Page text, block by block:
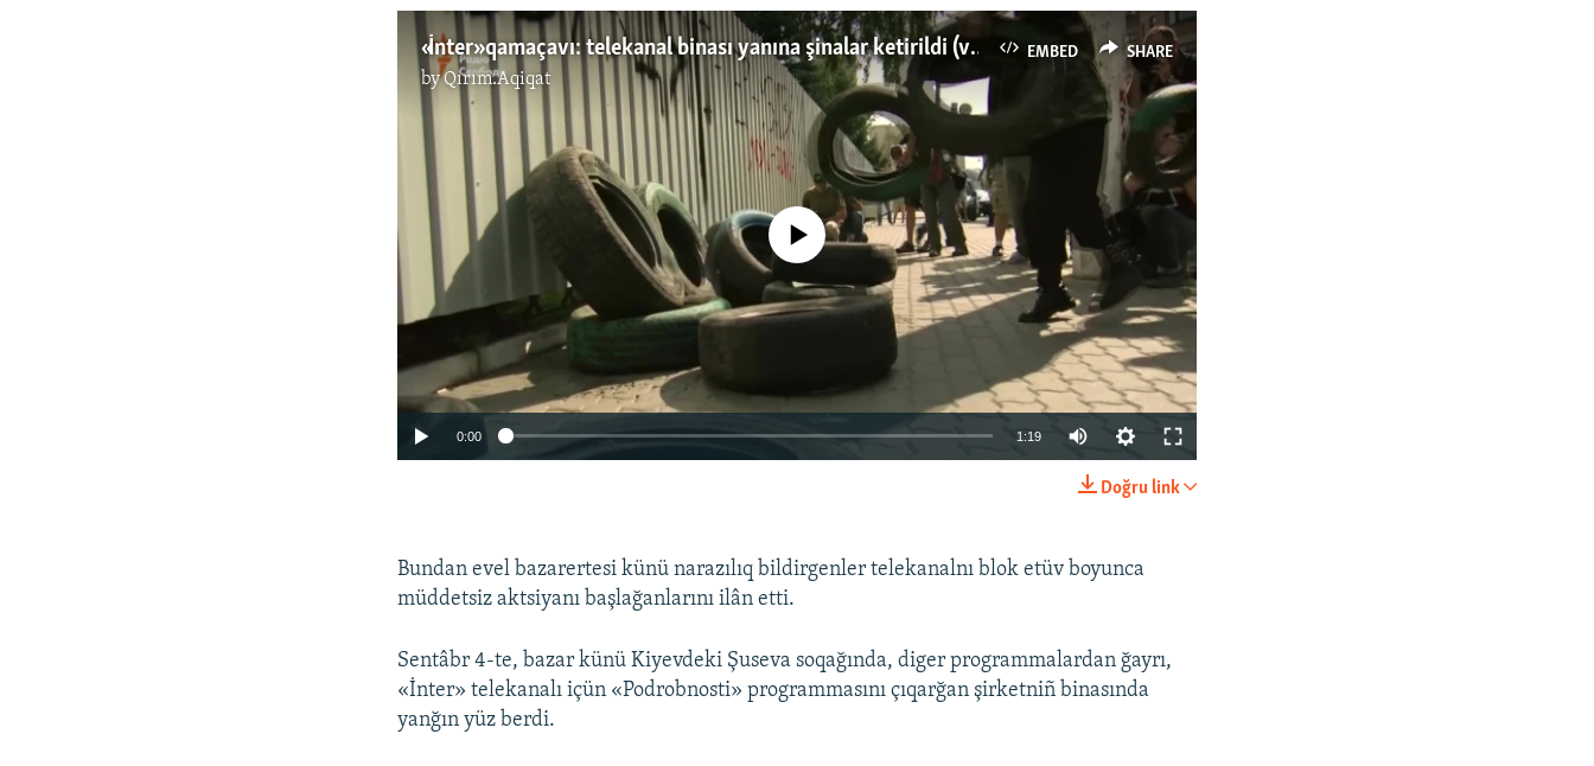
EMBED SHARE
«İnter» qamaçavı: telekanal binası yanına şinalar ketirildi (video)
byQırım.Aqiqat
SHARE
No media source currently available
0:00 1:19
Doğru link
Bundan evel bazarertesi künü narazılıq bildirgenler telekanalnı blok etüv boyunca
müddetsiz aktsiyanı başlağanlarını ilân etti.
Sentâbr 4-te, bazar künü Kiyevdeki Şuseva soqağında, diger programmalardan ğayrı,
«İnter» telekanalı içün «Podrobnosti» programmasını çıqarğan şirketniñ binasında
yanğın yüz berdi.